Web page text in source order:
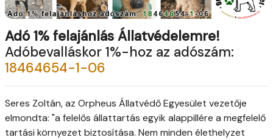
Adó 1% felajánlás Állatvédelemre!
Adóbevalláskor 1%-hoz az adószám:
18464654-1-06
Seres Zoltán, az Orpheus Állatvédő Egyesület vezetője
elmondta: "a felelős állattartás egyik alappillére a megfelelő
tartási környezet biztosítása. Nem minden élethelyzet